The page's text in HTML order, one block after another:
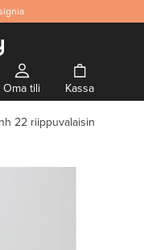
Oma tili Kassa
nh 22 riippuvalaisin